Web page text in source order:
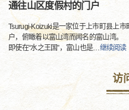
通往山区度假村的门户
Tsurugi-Koizuki是一家位于上市町县上
户，俯瞰着以富山湾而闻名的富山湾。
即使在“水之王国”，富山也是…继续阅读
访